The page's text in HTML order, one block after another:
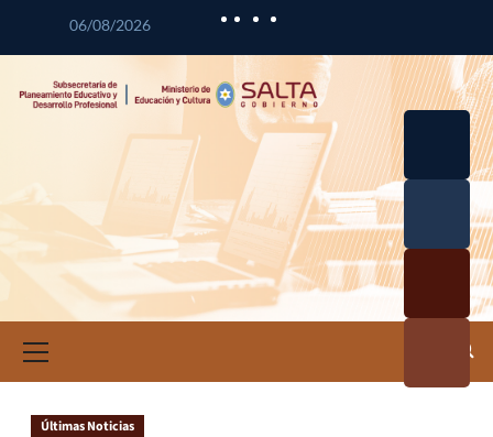
06/08/2026
Últimas Noticias
Curricul
Profesio
a
Investig